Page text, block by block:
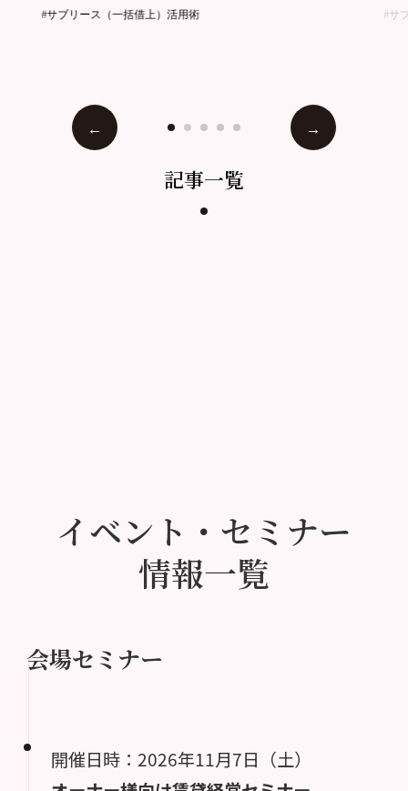
#サブリース（一括借上）活用術 #サ
記事一覧
イベント・セミナー
情報一覧
会場セミナー
開催日時：2026年11月7日（土）